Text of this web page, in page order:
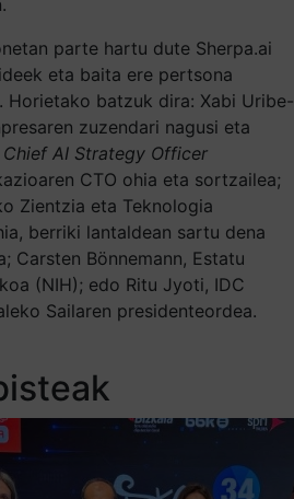
parte hartu dute Sherpa.ai
eta baita ere pertsona
Horietako batzuk dira: Xabi Uribe-
zuzendari nagusi eta
Chief AI Strategy Officer
CTO ohia eta sortzailea;
Zientzia eta Teknologia
berriki lantaldean sartu dena
Carsten Bönnemann, Estatu
(NIH); edo Ritu Jyoti, IDC
Sailaren presidenteordea.